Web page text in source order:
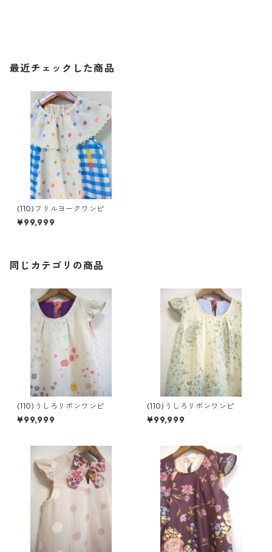
最近チェックした商品
(110)フリルヨークワンピ
¥99,999
同じカテゴリの商品
(110)うしろリボンワンピ
¥99,999
(110)うしろリボンワンピ
¥99,999